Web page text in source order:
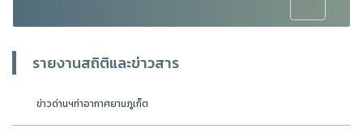
navigation
รายงานสถิติและข่าวสาร
ข่าวด่านฯท่าอากาศยานภูเก็ต